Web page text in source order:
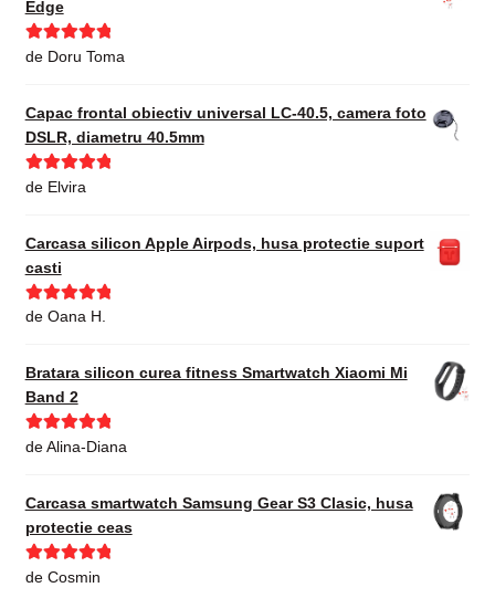
Edge
Evaluat la5
de Doru Toma
Capac frontal obiectiv universal LC-40.5, camera foto
DSLR, diametru 40.5mm
Evaluat la
de Elvira
Carcasa silicon Apple Airpods, husa protectie suport
casti
Evaluat la5
de Oana H.
Bratara silicon curea fitness Smartwatch Xiaomi Mi
Band 2
Evaluat la5
de Alina-Diana
Carcasa smartwatch Samsung Gear S3 Clasic, husa
protectie ceas
Evaluat la5
de Cosmin